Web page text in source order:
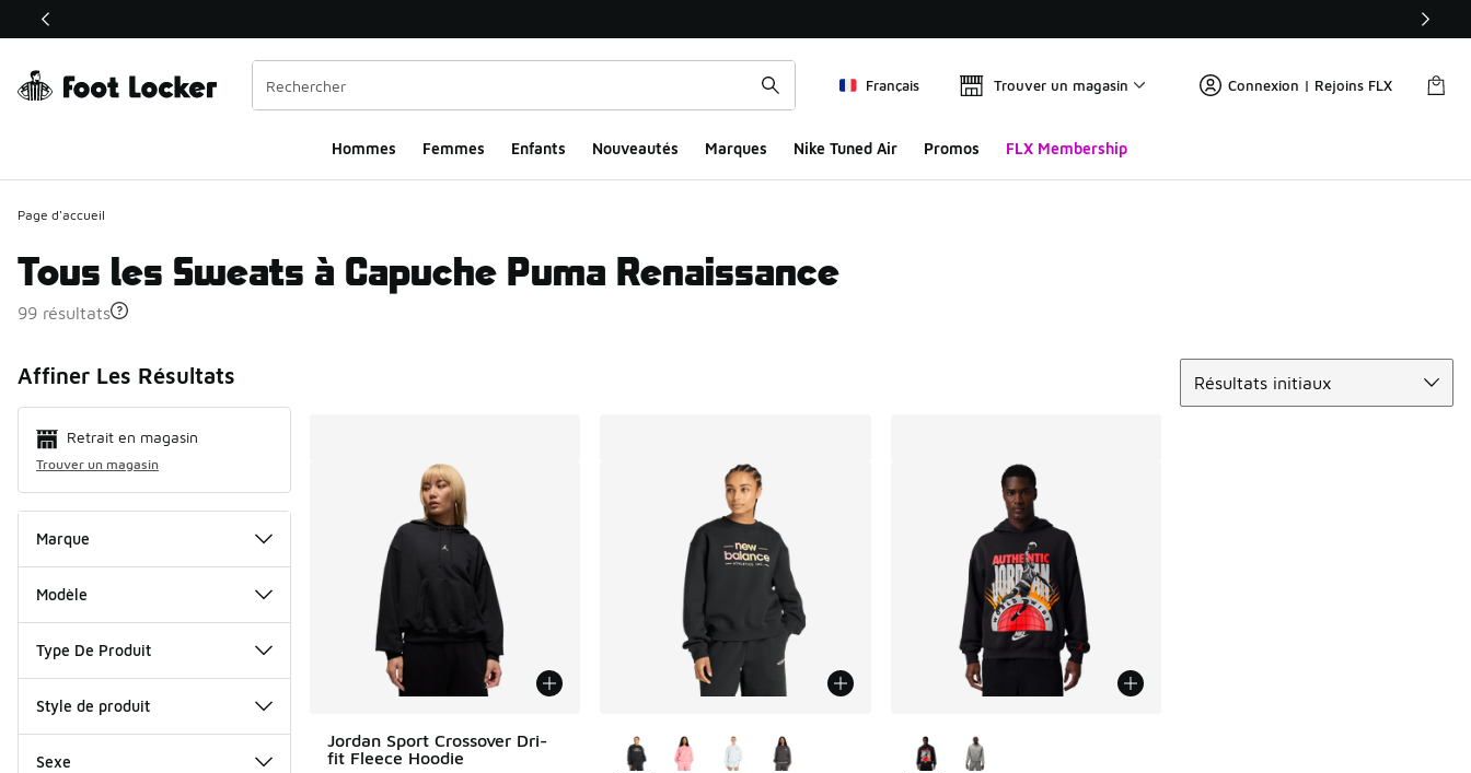
Ce lien ouvrira une nouvelle fenêtre
Français Trouver un magasin Connexion | Rejoins FLX
Hommes​ Femmes Enfants Nouveautés Marques Nike Tuned Air Promos FLX Membership
Page d'accueil
Tous les Sweats à Capuche Puma Renaissance
99 résultats
Affiner Les Résultats
Retrait en magasin
Trouver un magasin
Marque
Modèle
Type De Produit
Style de produit
Sexe
Résultats initiaux
Jordan Sport Crossover Dri-
fit Fleece Hoodie